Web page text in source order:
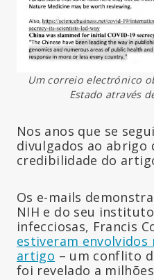
Um correio electrónico
Estado através
Nos anos que se
divulgados ao abrigo
credibilidade do
Os e-mails
NIH e do seu
infecciosas, Francis
estiveram envolvidos
artigo – um conflito
foi revelado a